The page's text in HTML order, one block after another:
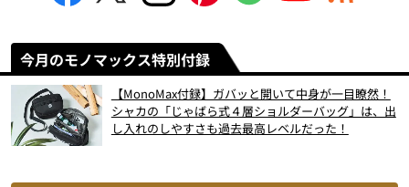
今月のモノマックス特別付録
【MonoMax付録】ガバッと開いて中身が一目瞭然！
シャカの「じゃばら式４層ショルダーバッグ」は、出
し入れのしやすさも過去最高レベルだった！